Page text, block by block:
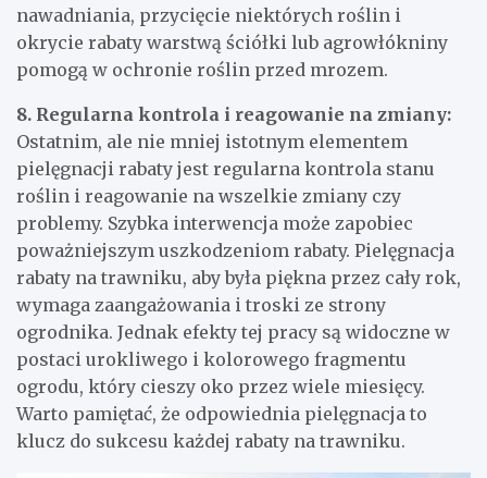
nawadniania, przycięcie niektórych roślin i
okrycie rabaty warstwą ściółki lub agrowłókniny
pomogą w ochronie roślin przed mrozem.
8. Regularna kontrola i reagowanie na zmiany:
Ostatnim, ale nie mniej istotnym elementem
pielęgnacji rabaty jest regularna kontrola stanu
roślin i reagowanie na wszelkie zmiany czy
problemy. Szybka interwencja może zapobiec
poważniejszym uszkodzeniom rabaty. Pielęgnacja
rabaty na trawniku, aby była piękna przez cały rok,
wymaga zaangażowania i troski ze strony
ogrodnika. Jednak efekty tej pracy są widoczne w
postaci urokliwego i kolorowego fragmentu
ogrodu, który cieszy oko przez wiele miesięcy.
Warto pamiętać, że odpowiednia pielęgnacja to
klucz do sukcesu każdej rabaty na trawniku.